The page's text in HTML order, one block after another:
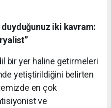
iki kavram:
bir yer haline getirmeleri
yetiştirildiğini belirten
en çok
ve